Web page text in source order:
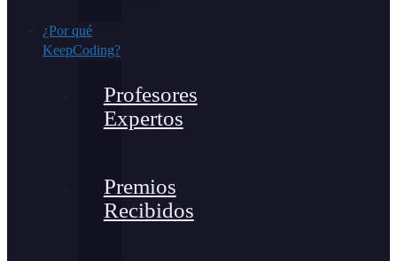
¿Por qué
KeepCoding?
Profesores
Expertos
Premios
Recibidos